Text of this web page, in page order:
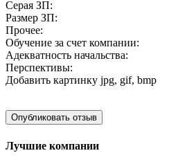
Серая ЗП:
Размер ЗП:
Прочее:
Обучение за счет компании:
Адекватность начальства:
Перспективы:
Добавить картинку jpg, gif, bmp
Лучшие компании